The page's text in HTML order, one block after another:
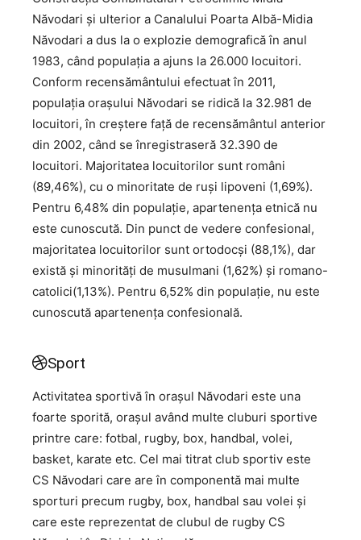
Năvodari și ulterior a Canalului Poarta Albă-Midia
Năvodari a dus la o explozie demografică în anul
1983, când populația a ajuns la 26.000 locuitori.
Conform recensământului efectuat în 2011,
populația orașului Năvodari se ridică la 32.981 de
locuitori, în creștere față de recensământul anterior
din 2002, când se înregistraseră 32.390 de
locuitori. Majoritatea locuitorilor sunt români
(89,46%), cu o minoritate de ruși lipoveni (1,69%).
Pentru 6,48% din populație, apartenența etnică nu
este cunoscută. Din punct de vedere confesional,
majoritatea locuitorilor sunt ortodocși (88,1%), dar
există și minorități de musulmani (1,62%) și romano-
catolici(1,13%). Pentru 6,52% din populație, nu este
cunoscută apartenența confesională.
Sport
Activitatea sportivă în orașul Năvodari este una
foarte sporită, orașul având multe cluburi sportive
printre care: fotbal, rugby, box, handbal, volei,
basket, karate etc. Cel mai titrat club sportiv este
CS Năvodari care are în componentă mai multe
sporturi precum rugby, box, handbal sau volei și
care este reprezentat de clubul de rugby CS